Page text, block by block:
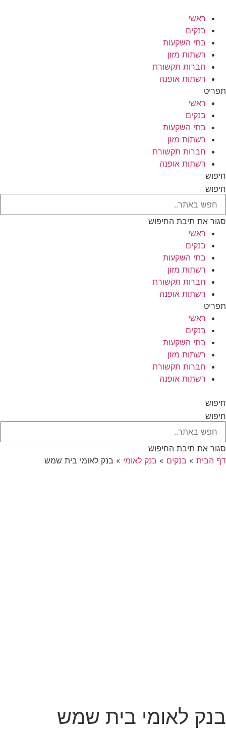
לתוכן
ראשי
בנקים
בתי השקעות
רשתות מזון
חברות תקשורת
רשתות אופנה
תפריט
ראשי
בנקים
בתי השקעות
רשתות מזון
חברות תקשורת
רשתות אופנה
חיפוש
חיפוש
סגור את תיבת החיפוש
ראשי
בנקים
בתי השקעות
רשתות מזון
חברות תקשורת
רשתות אופנה
תפריט
ראשי
בנקים
בתי השקעות
רשתות מזון
חברות תקשורת
רשתות אופנה
חיפוש
חיפוש
סגור את תיבת החיפוש
דף הבית » בנקים » בנק לאומי » בנק לאומי בית שמש
בנק לאומי בית שמש